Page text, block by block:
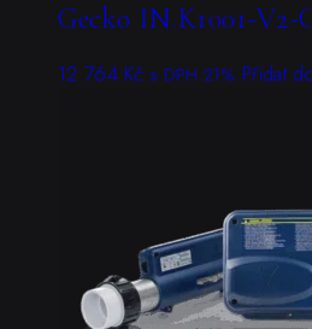
Gecko IN.K1001-V2-
12 764 Kč s DPH 21% Přidat